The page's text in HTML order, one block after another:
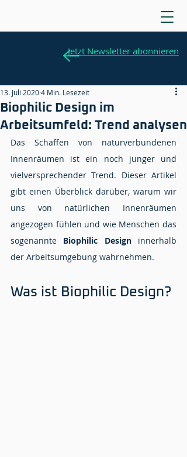
Jetzt Newsletter abonnieren
Biophilic Design im
Arbeitsumfeld: Trend analysen
13. Juli 20204 Min. Lesezeit
Das Schaffen von naturverbundenen
Innenräumen ist ein noch junger und
vielversprechender Trend. Dieser Artikel
gibt einen Überblick darüber, warum wir
uns von natürlichen Innenräumen
angezogen fühlen und wie Menschen das
sogenannte Biophilic Design innerhalb
der Arbeitsumgebung wahrnehmen.
Was ist Biophilic Design?